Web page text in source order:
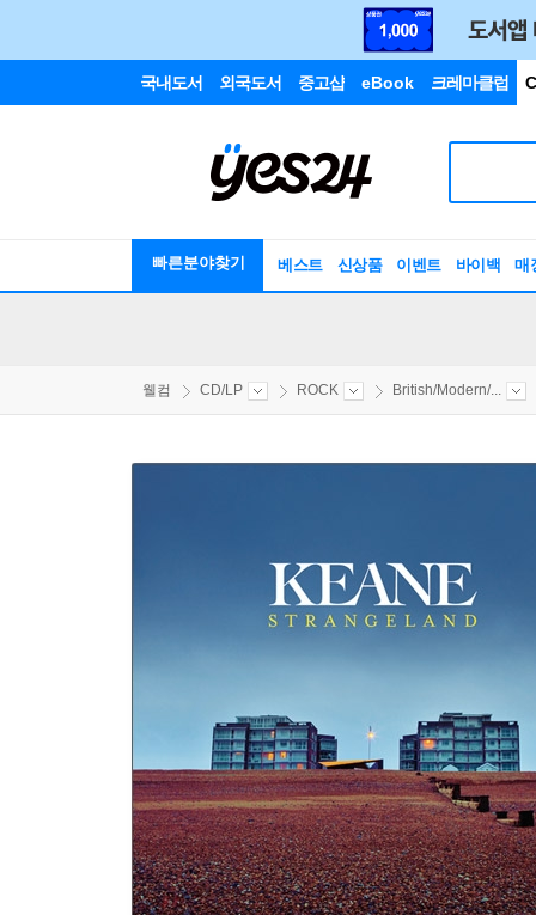
국내도서 외국도서 중고샵 eBook 크레마클럽
빠른분야찾기 베스트 신상품 이벤트 바이백 매
웰컴 CD/LP ROCK British/Modern/...